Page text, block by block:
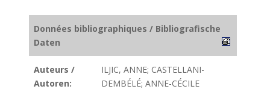
Données bibliographiques / Bibliografische
Daten
Auteurs /
Autoren:
ILJIC, ANNE; CASTELLANI-
DEMBÉLÉ; ANNE-CÉCILE